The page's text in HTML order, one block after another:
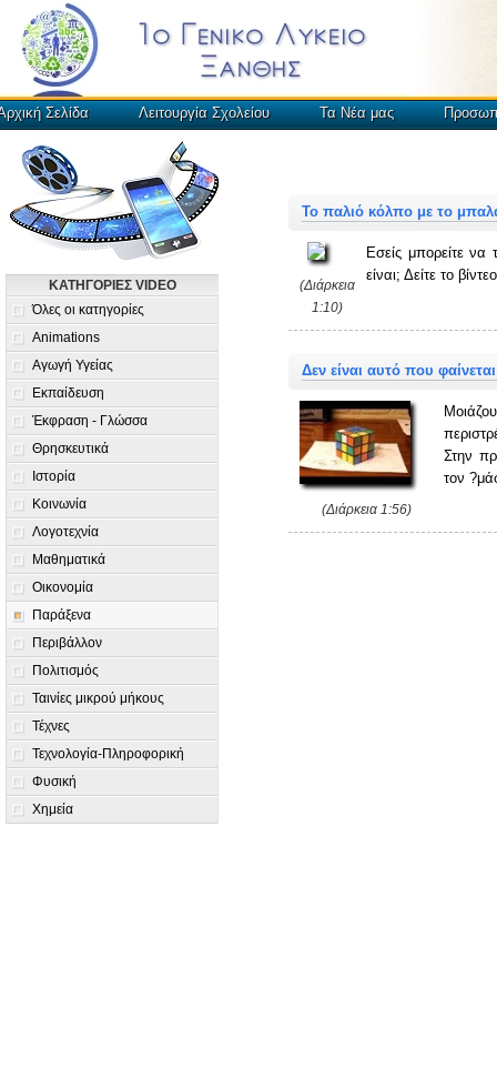
Σελίδα Λειτουργία Σχολείου Τα Νέα μας
ΚΑΤΗΓΟΡΙΕΣ VIDEO
Όλες οι κατηγορίες
Animations
Αγωγή Υγείας
Εκπαίδευση
Έκφραση - Γλώσσα
Θρησκευτικά
Ιστορία
Κοινωνία
Λογοτεχνία
Μαθηματικά
Οικονομία
Παράξενα
Περιβάλλον
Πολιτισμός
Ταινίες μικρού μήκους
Τέχνες
Τεχνολογία-Πληροφορική
Φυσική
Χημεία
Το παλιό κόλπο με το
(Διάρκεια
1:10)
Εσείς μπορείτε να
είναι; Δείτε το
Δεν είναι αυτό που φαίνεται
(Διάρκεια 1:56)
Στην
τον